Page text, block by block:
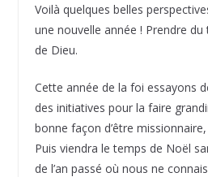
Voilà quelques belles
une nouvelle année ! Prendre
de Dieu.
Cette année de la foi essayons
des initiatives pour la faire
bonne façon d’être
Puis viendra le temps de Noël
de l’an passé où nous ne